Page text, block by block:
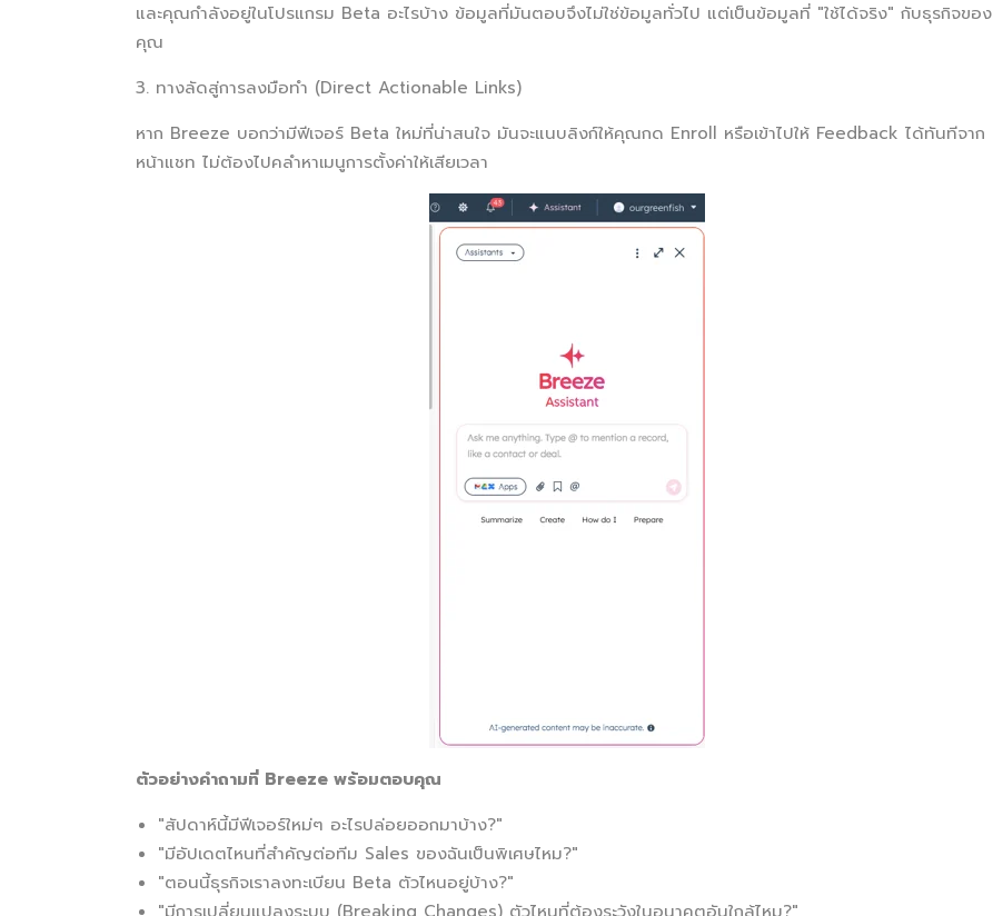
และคุณกำลังอยู่ในโปรแกรม Beta อะไรบ้าง ข้อมูลที่มันตอบจึงไม่ใช่ข้อมูลทั่วไป แต่เป็นข้อมูลที่ "ใช้ได้จริง" กับธุรกิจของ
คุณ
3. ทางลัดสู่การลงมือทำ (Direct Actionable Links)
หาก Breeze บอกว่ามีฟีเจอร์ Beta ใหม่ที่น่าสนใจ มันจะแนบลิงก์ให้คุณกด Enroll หรือเข้าไปให้ Feedback ได้ทันทีจาก
หน้าแชท ไม่ต้องไปคลำหาเมนูการตั้งค่าให้เสียเวลา
ตัวอย่างคำถามที่ Breeze พร้อมตอบคุณ
"สัปดาห์นี้มีฟีเจอร์ใหม่ๆ อะไรปล่อยออกมาบ้าง?"
"มีอัปเดตไหนที่สำคัญต่อทีม Sales ของฉันเป็นพิเศษไหม?"
"ตอนนี้ธุรกิจเราลงทะเบียน Beta ตัวไหนอยู่บ้าง?"